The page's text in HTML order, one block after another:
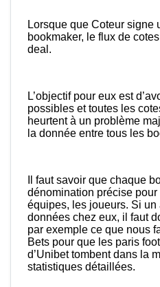
Lorsque que Coteur signe
bookmaker, le flux de
deal.
L’objectif pour eux est
possibles et toutes les
heurtent à un problème
la donnée entre tous les
Il faut savoir que chaque
dénomination précise
équipes, les joueurs. Si un
données chez eux, il faut
par exemple ce que nous
Bets pour que les paris
d’Unibet tombent dans la
statistiques détaillées.